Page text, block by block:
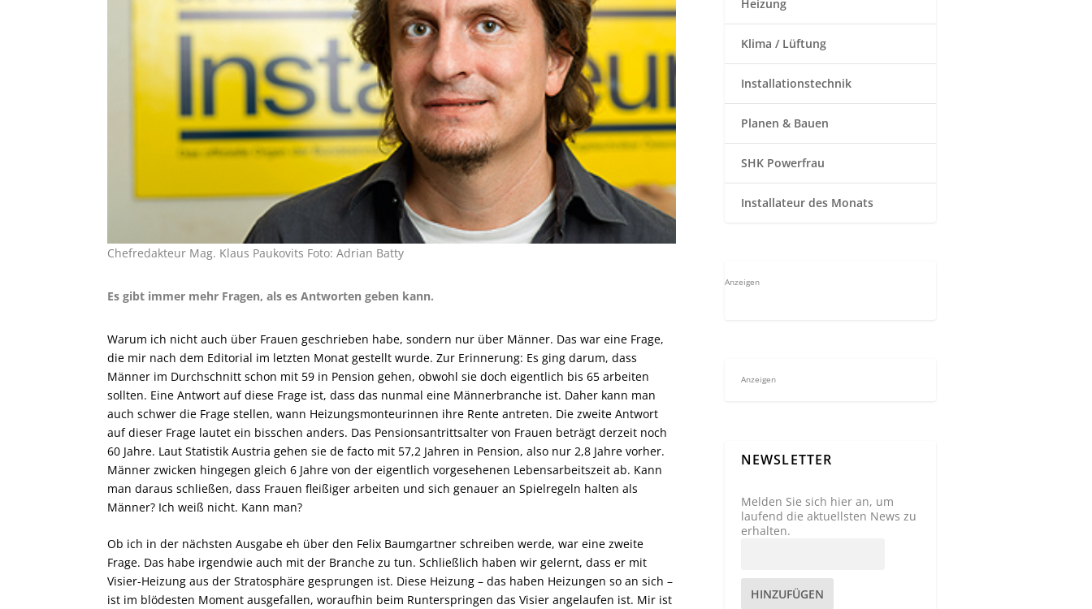
Chefredakteur Mag. Klaus Paukovits Foto: Adrian Batty
Es gibt immer mehr Fragen, als es Antworten geben kann.
Warum ich nicht auch über Frauen geschrieben habe, sondern nur über Männer. Das war eine Frage,
die mir nach dem Editorial im letzten Monat gestellt wurde. Zur Erinnerung: Es ging darum, dass
Männer im Durchschnitt schon mit 59 in Pension gehen, obwohl sie doch eigentlich bis 65 arbeiten
sollten. Eine Antwort auf diese Frage ist, dass das nunmal eine Männerbranche ist. Daher kann man
auch schwer die Frage stellen, wann Heizungsmonteurinnen ihre Rente antreten. Die zweite Antwort
auf dieser Frage lautet ein bisschen anders. Das Pensionsantrittsalter von Frauen beträgt derzeit noch
60 Jahre. Laut Statistik Austria gehen sie de facto mit 57,2 Jahren in Pension, also nur 2,8 Jahre vorher.
Männer zwicken hingegen gleich 6 Jahre von der eigentlich vorgesehenen Lebensarbeitszeit ab. Kann
man daraus schließen, dass Frauen fleißiger arbeiten und sich genauer an Spielregeln halten als
Männer? Ich weiß nicht. Kann man?
Ob ich in der nächsten Ausgabe eh über den Felix Baumgartner schreiben werde, war eine zweite
Frage. Das habe irgendwie auch mit der Branche zu tun. Schließlich haben wir gelernt, dass er mit
Visier-Heizung aus der Stratosphäre gesprungen ist. Diese Heizung – das haben Heizungen so an sich –
ist im blödesten Moment ausgefallen, woraufhin beim Runterspringen das Visier angelaufen ist. Mir ist
Heizung
Klima / Lüftung
Installationstechnik
Planen & Bauen
SHK Powerfrau
Installateur des Monats
Anzeigen
Anzeigen
NEWSLETTER
Melden Sie sich hier an, um
laufend die aktuellsten News zu
erhalten.
HINZUFÜGEN